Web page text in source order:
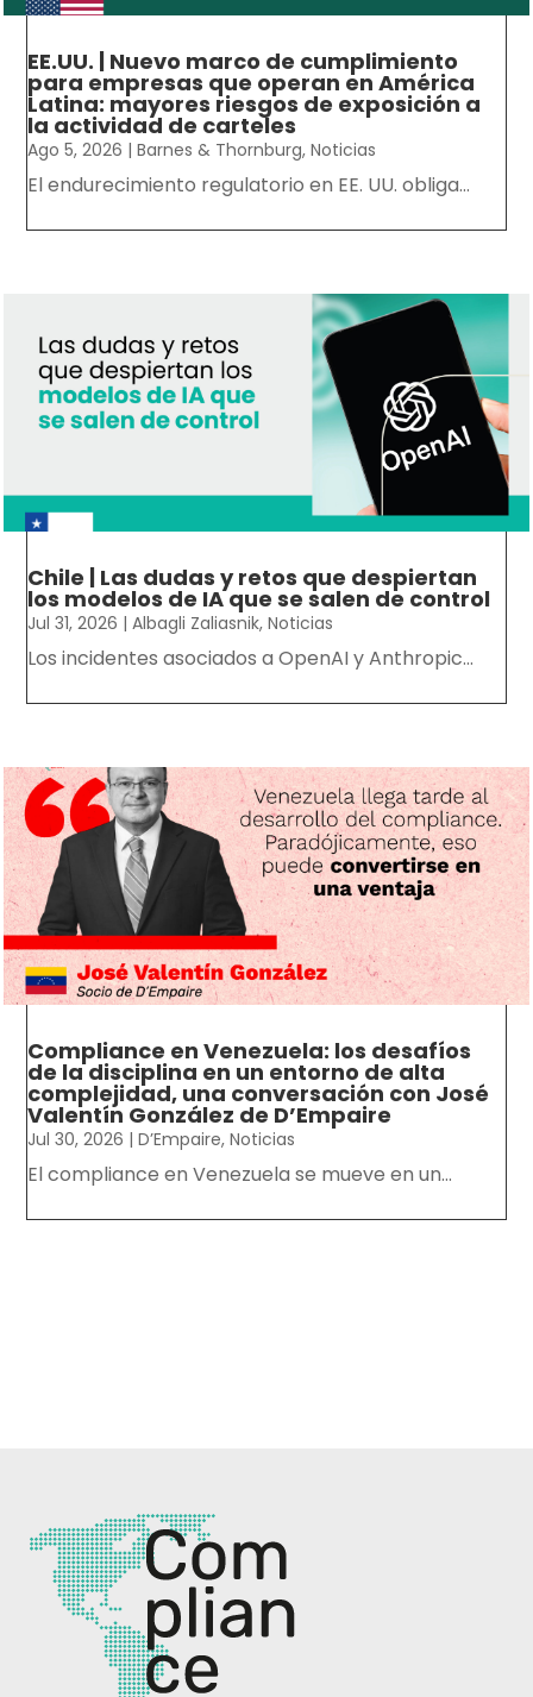
EE.UU. | Nuevo marco de cumplimiento
para empresas que operan en América
Latina: mayores riesgos de exposición a
la actividad de carteles
Ago 5, 2026 |Barnes & Thornburg,Noticias
El endurecimiento regulatorio en EE. UU. obliga...
Chile | Las dudas y retos que despiertan
los modelos de IA que se salen de control
Jul 31, 2026 |Albagli Zaliasnik,Noticias
Los incidentes asociados a OpenAI y Anthropic...
Compliance en Venezuela: los desafíos
de la disciplina en un entorno de alta
complejidad, una conversación con José
Valentín González de D’Empaire
Jul 30, 2026 |D’Empaire,Noticias
El compliance en Venezuela se mueve en un...